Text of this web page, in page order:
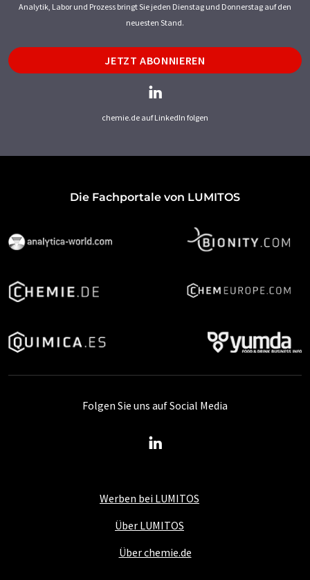
Analytik, Labor und Prozess bringt Sie jeden Dienstag und Donnerstag auf den
neuesten Stand.
JETZT ABONNIEREN
chemie.de auf LinkedIn folgen
Die Fachportale von LUMITOS
Werben bei LUMITOS
Über LUMITOS
Über chemie.de
Folgen Sie uns auf Social Media